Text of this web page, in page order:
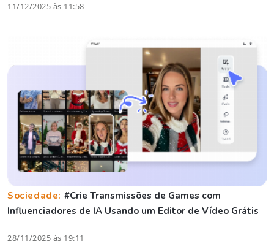
11/12/2025 às 11:58
Sociedade: #Crie Transmissões de Games com
Influenciadores de IA Usando um Editor de Vídeo Grátis
28/11/2025 às 19:11